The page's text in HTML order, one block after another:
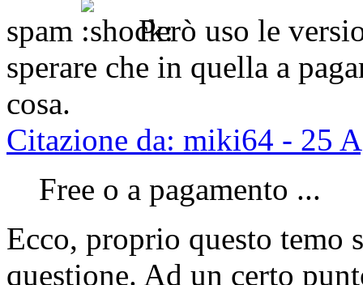
spam
Però uso le
sperare che in quella a
cosa.
Citazione da: miki64 - 25
Free o a pagamento ...
Ecco, proprio questo temo
questione. Ad un certo